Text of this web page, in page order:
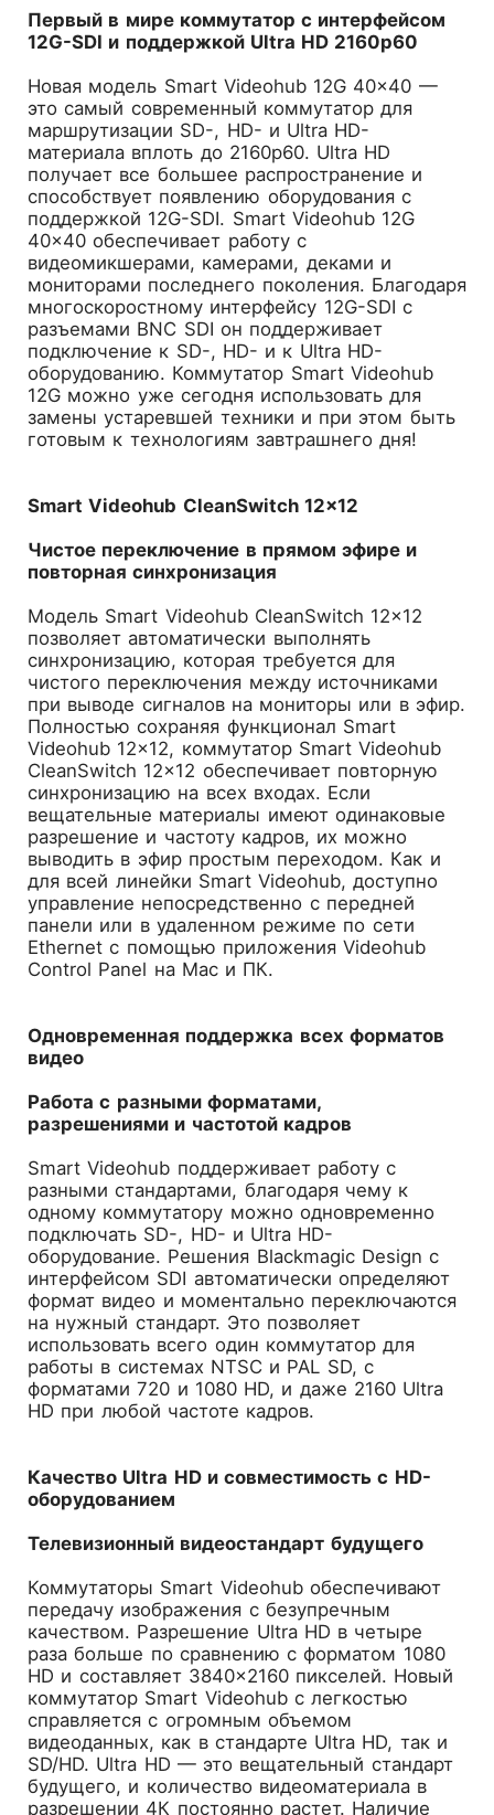
Первый в мире коммутатор с интерфейсом
12G-SDI и поддержкой Ultra HD 2160p60
Новая модель Smart Videohub 12G 40×40 —
это самый современный коммутатор для
маршрутизации SD-, HD- и Ultra HD-
материала вплоть до 2160p60. Ultra HD
получает все большее распространение и
способствует появлению оборудования с
поддержкой 12G-SDI. Smart Videohub 12G
40×40 обеспечивает работу с
видеомикшерами, камерами, деками и
мониторами последнего поколения. Благодаря
многоскоростному интерфейсу 12G-SDI с
разъемами BNC SDI он поддерживает
подключение к SD-, HD- и к Ultra HD-
оборудованию. Коммутатор Smart Videohub
12G можно уже сегодня использовать для
замены устаревшей техники и при этом быть
готовым к технологиям завтрашнего дня!
Smart Videohub CleanSwitch 12×12
Чистое переключение в прямом эфире и
повторная синхронизация
Модель Smart Videohub CleanSwitch 12×12
позволяет автоматически выполнять
синхронизацию, которая требуется для
чистого переключения между источниками
при выводе сигналов на мониторы или в эфир.
Полностью сохраняя функционал Smart
Videohub 12×12, коммутатор Smart Videohub
CleanSwitch 12×12 обеспечивает повторную
синхронизацию на всех входах. Если
вещательные материалы имеют одинаковые
разрешение и частоту кадров, их можно
выводить в эфир простым переходом. Как и
для всей линейки Smart Videohub, доступно
управление непосредственно с передней
панели или в удаленном режиме по сети
Ethernet с помощью приложения Videohub
Control Panel на Mac и ПК.
Одновременная поддержка всех форматов
видео
Работа с разными форматами,
разрешениями и частотой кадров
Smart Videohub поддерживает работу с
разными стандартами, благодаря чему к
одному коммутатору можно одновременно
подключать SD-, HD- и Ultra HD-
оборудование. Решения Blackmagic Design с
интерфейсом SDI автоматически определяют
формат видео и моментально переключаются
на нужный стандарт. Это позволяет
использовать всего один коммутатор для
работы в системах NTSC и PAL SD, с
форматами 720 и 1080 HD, и даже 2160 Ultra
HD при любой частоте кадров.
Качество Ultra HD и совместимость с HD-
оборудованием
Телевизионный видеостандарт будущего
Коммутаторы Smart Videohub обеспечивают
передачу изображения с безупречным
качеством. Разрешение Ultra HD в четыре
раза больше по сравнению с форматом 1080
HD и составляет 3840×2160 пикселей. Новый
коммутатор Smart Videohub с легкостью
справляется с огромным объемом
видеоданных, как в стандарте Ultra HD, так и
SD/HD. Ultra HD — это вещательный стандарт
будущего, и количество видеоматериала в
разрешении 4К постоянно растет. Наличие